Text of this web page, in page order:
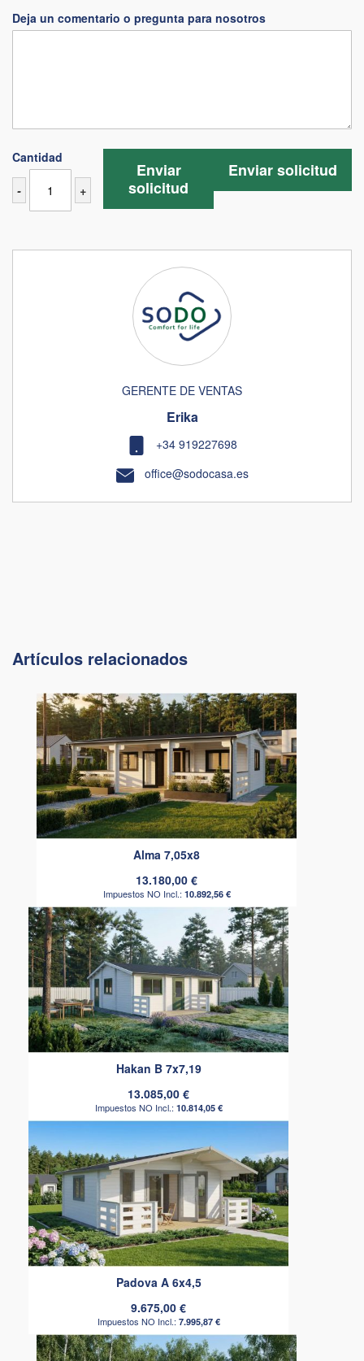
Deja un comentario o pregunta para nosotros
Cantidad
- +
Enviar solicitud
Enviar
solicitud
GERENTE DE VENTAS
Erika
+34 919227698
office@sodocasa.es
Artículos relacionados
Alma 7,05x8
13.180,00 €
10.892,56 €
Hakan B 7x7,19
13.085,00 €
10.814,05 €
Padova A 6x4,5
9.675,00 €
7.995,87 €